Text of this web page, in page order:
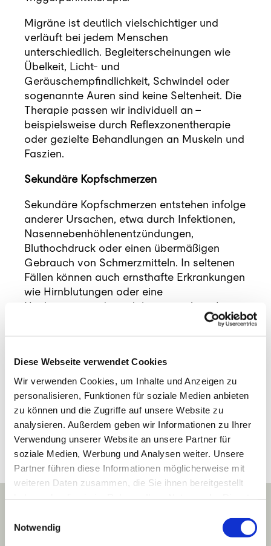
Diese Webseite verwendet Cookies
Wir verwenden Cookies, um Inhalte und Anzeigen zu
personalisieren, Funktionen für soziale Medien anbieten
zu können und die Zugriffe auf unsere Website zu
analysieren. Außerdem geben wir Informationen zu Ihrer
Verwendung unserer Website an unsere Partner für
soziale Medien, Werbung und Analysen weiter. Unsere
Partner führen diese Informationen möglicherweise mit
weiteren Daten zusammen, die Sie ihnen bereitgestellt
Notwendig
Migräne ist deutlich vielschichtiger und
verläuft bei jedem Menschen
unterschiedlich. Begleiterscheinungen wie
Übelkeit, Licht- und
Geräuschempfindlichkeit, Schwindel oder
sogenannte Auren sind keine Seltenheit. Die
Therapie passen wir individuell an –
beispielsweise durch Reflexzonentherapie
oder gezielte Behandlungen an Muskeln und
Faszien.
Sekundäre Kopfschmerzen
Sekundäre Kopfschmerzen entstehen infolge
anderer Ursachen, etwa durch Infektionen,
Nasennebenhöhlenentzündungen,
Bluthochdruck oder einen übermäßigen
Gebrauch von Schmerzmitteln. In seltenen
Fällen können auch ernsthafte Erkrankungen
wie Hirnblutungen oder eine
Hirnhautentzündung dahinterstecken. Je
nach Ursache und Befund gestalten wir die
Behandlung bei sekundären Kopfschmerzen
Bei plötzlich auftretenden oder sehr starken
Beschwerden sollte ärztlicher Rat eingeholt
werden.